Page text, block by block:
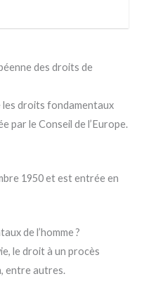
des droits de
droits fondamentaux
par le Conseil de l’Europe.
1950 et est entrée en
de l’homme ?
le droit à un procès
entre autres.